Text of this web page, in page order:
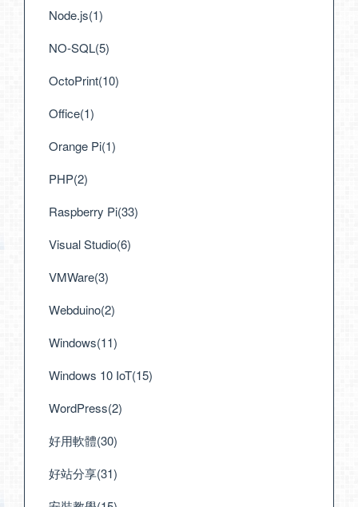
Node.js(1)
NO-SQL(5)
OctoPrint(10)
Office(1)
Orange Pi(1)
PHP(2)
Raspberry Pi(33)
Visual Studio(6)
VMWare(3)
Webduino(2)
Windows(11)
Windows 10 IoT(15)
WordPress(2)
好用軟體(30)
好站分享(31)